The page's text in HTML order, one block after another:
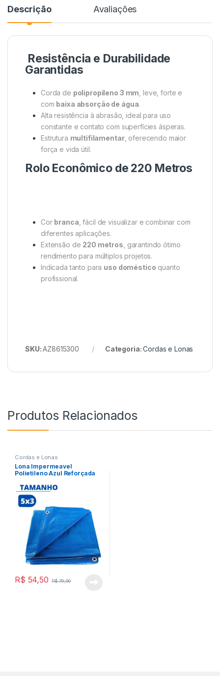
Descrição Avaliações
Resistência e Durabilidade
Garantidas
Corda de polipropileno 3 mm , leve, forte e
com baixa absorção de água.
Alta resistência à abrasão, ideal para uso
constante e contato com superfícies ásperas.
Estrutura multifilamentar, oferecendo maior
força e vida útil.
Rolo Econômico de 220 Metros
Cor branca , fácil de visualizar e combinar com
diferentes aplicações.
Extensão de 220 metros , garantindo ótimo
rendimento para múltiplos projetos.
Indicada tanto para uso doméstico quanto
profissional.
SKU:AZ8615300 Categoria:Cordas e Lonas
Produtos Relacionados
Cordas e Lonas
Lona Impermeavel
Polietileno Azul Reforçada
R$ 54,50 R$79,90